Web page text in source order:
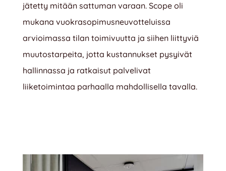
jätetty mitään sattuman varaan. Scope oli
mukana vuokrasopimusneuvotteluissa
arvioimassa tilan toimivuutta ja siihen liittyviä
muutostarpeita, jotta kustannukset pysyivät
hallinnassa ja ratkaisut palvelivat
liiketoimintaa parhaalla mahdollisella tavalla.